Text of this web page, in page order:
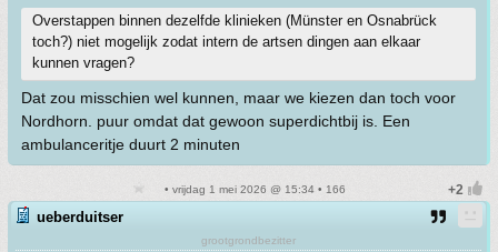
Overstappen binnen dezelfde klinieken (Münster en Osnabrück
toch?) niet mogelijk zodat intern de artsen dingen aan elkaar
kunnen vragen?
Dat zou misschien wel kunnen, maar we kiezen dan toch voor
Nordhorn. puur omdat dat gewoon superdichtbij is. Een
ambulanceritje duurt 2 minuten
• vrijdag 1 mei 2026 @ 15:34 • 166
ueberduitser
grootgrondbezitter